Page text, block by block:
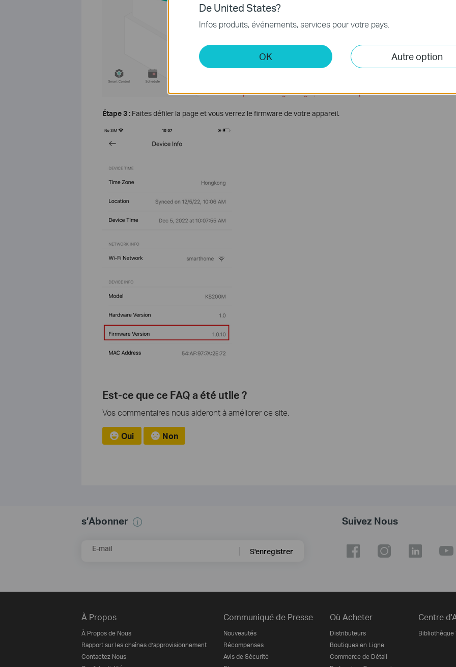
Étape 3 :Faites défiler la page et vous verrez le firmware de votre appareil.
Est-ce que ce FAQ a été utile ?
Vos commentaires nous aideront à améliorer ce site.
Oui Non
s’Abonner
E-mail S'enregistrer
Suivez Nous
À Propos
À Propos de Nous
Rapport sur les chaînes d’approvisionnement
Contactez Nous
Communiqué de Presse
Nouveautés
Récompenses
Avis de Sécurité
Où Acheter
Distributeurs
Boutiques en Ligne
Commerce de Détail
Centre
Bibliothèque
De United States?
Infos produits, événements, services pour votre pays.
OK Autre option